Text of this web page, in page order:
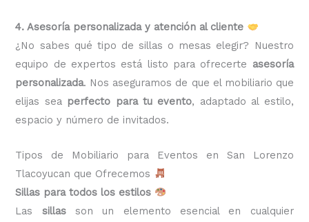
4. Asesoría personalizada y atención al cliente
¿No sabes qué tipo de sillas o mesas elegir? Nuestro
equipo de expertos está listo para ofrecerte asesoría
personalizada. Nos aseguramos de que el mobiliario que
elijas sea perfecto para tu evento, adaptado al estilo,
espacio y número de invitados.
Tipos de Mobiliario para Eventos en San Lorenzo
Tlacoyucan que Ofrecemos
Sillas para todos los estilos
Las sillasson un elemento esencial en cualquier